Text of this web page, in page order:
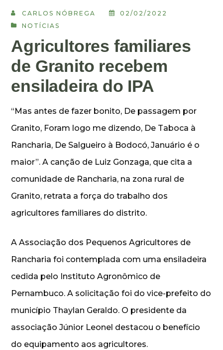
CARLOS NÓBREGA
02/02/2022
NOTÍCIAS
Agricultores familiares
de Granito recebem
ensiladeira do IPA
“Mas antes de fazer bonito, De passagem por
Granito, Foram logo me dizendo, De Taboca à
Rancharia, De Salgueiro à Bodocó, Januário é o
maior”. A canção de Luiz Gonzaga, que cita a
comunidade de Rancharia, na zona rural de
Granito, retrata a força do trabalho dos
agricultores familiares do distrito.
A Associação dos Pequenos Agricultores de
Rancharia foi contemplada com uma ensiladeira
cedida pelo Instituto Agronômico de
Pernambuco. A solicitação foi do vice-prefeito do
município Thaylan Geraldo. O presidente da
associação Júnior Leonel destacou o benefício
do equipamento aos agricultores.